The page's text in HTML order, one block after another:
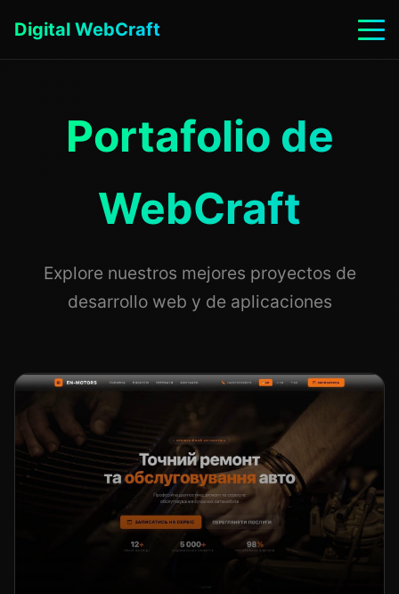
Digital WebCraft
Portafolio de
WebCraft
Explore nuestros mejores proyectos de
desarrollo web y de aplicaciones